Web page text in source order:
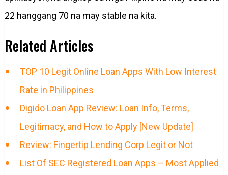
22 hanggang 70 na may stable na kita.
Related Articles
TOP 10 Legit Online Loan Apps With Low Interest
Rate in Philippines
Digido Loan App Review: Loan Info, Terms,
Legitimacy, and How to Apply [New Update]
Review: Fingertip Lending Corp Legit or Not
List Of SEC Registered Loan Apps – Most Applied